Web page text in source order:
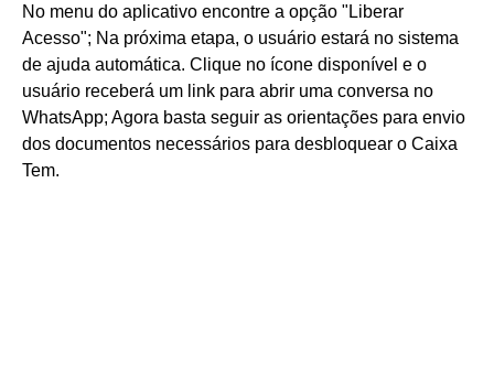
No menu do aplicativo encontre a opção "Liberar
Acesso"; Na próxima etapa, o usuário estará no sistema
de ajuda automática. Clique no ícone disponível e o
usuário receberá um link para abrir uma conversa no
WhatsApp; Agora basta seguir as orientações para envio
dos documentos necessários para desbloquear o Caixa
Tem.